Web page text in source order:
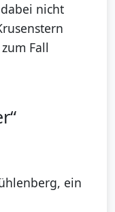
nicht
Fall
ein